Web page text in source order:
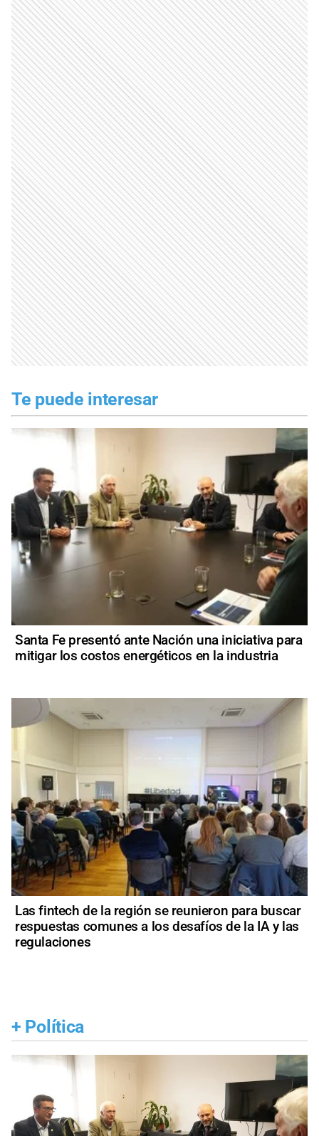
Te puede interesar
Santa Fe presentó ante Nación una iniciativa para
mitigar los costos energéticos en la industria
Las fintech de la región se reunieron para buscar
respuestas comunes a los desafíos de la IA y las
regulaciones
+ Política